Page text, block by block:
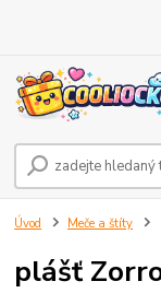
Úvod Meče a štíty
plášť